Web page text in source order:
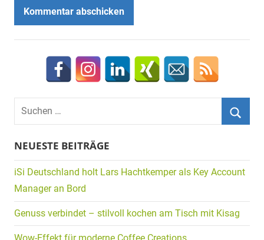
Suchen
nach:
NEUESTE BEITRÄGE
iSi Deutschland holt Lars Hachtkemper als Key Account
Manager an Bord
Genuss verbindet – stilvoll kochen am Tisch mit Kisag